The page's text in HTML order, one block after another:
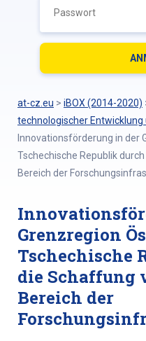
at-cz.eu > iBOX (2014-2020)
technologischer Entwicklung
Innovationsförderung in der
Tschechische Republik
Bereich der
Grenzregion
Tschechische
die Schaffung
Bereich der